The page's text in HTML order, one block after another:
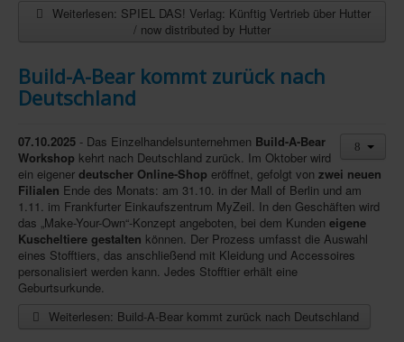
Weiterlesen: SPIEL DAS! Verlag: Künftig Vertrieb über Hutter
/ now distributed by Hutter
Build-A-Bear kommt zurück nach
Deutschland
07.10.2025 - Das Einzelhandelsunternehmen Build-A-Bear
Workshop kehrt nach Deutschland zurück. Im Oktober wird
ein eigener deutscher Online-Shop eröffnet, gefolgt von zwei neuen
Filialen Ende des Monats: am 31.10. in der Mall of Berlin und am
1.11. im Frankfurter Einkaufszentrum MyZeil. In den Geschäften wird
das „Make-Your-Own“-Konzept angeboten, bei dem Kunden eigene
Kuscheltiere gestalten können. Der Prozess umfasst die Auswahl
eines Stofftiers, das anschließend mit Kleidung und Accessoires
personalisiert werden kann. Jedes Stofftier erhält eine
Geburtsurkunde.
Weiterlesen: Build-A-Bear kommt zurück nach Deutschland